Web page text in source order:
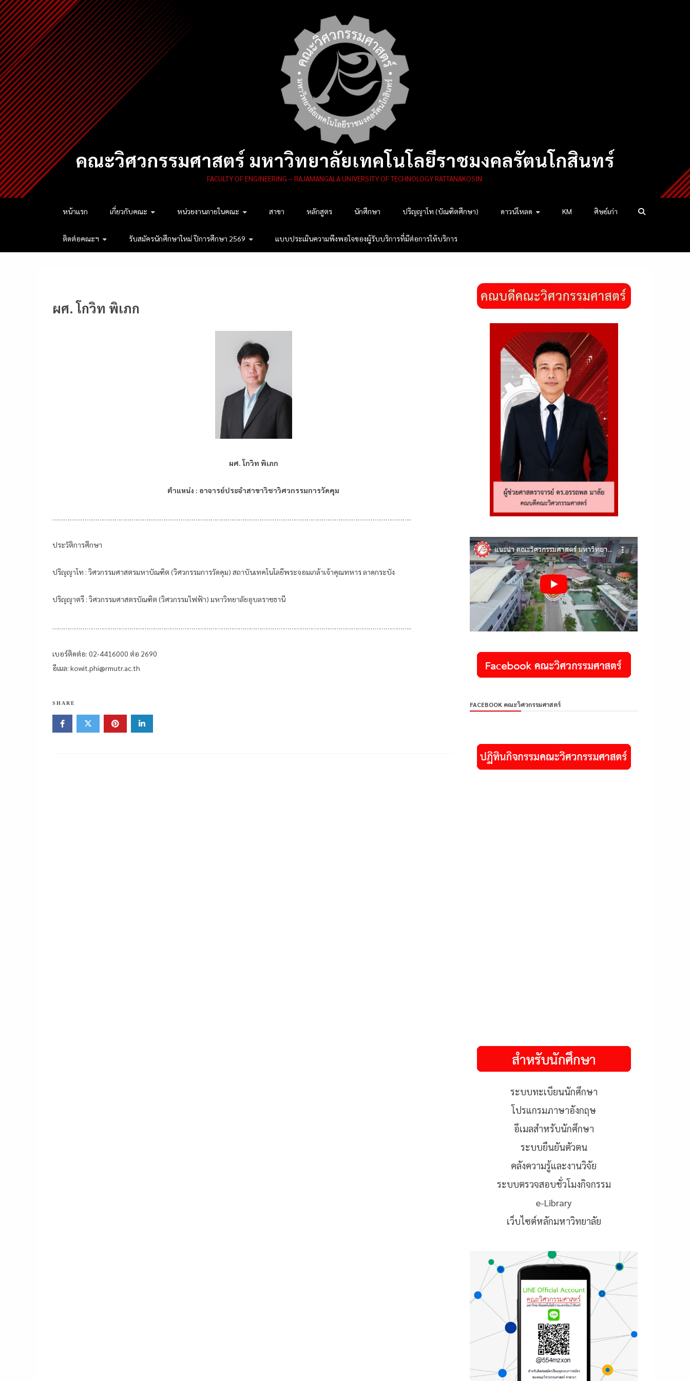
Skip
to
content
คณะวิศวกรรมศาสตร์ มหาวิทยาลัยเทคโนโลยีราชมงคลรัตนโกสินทร์
FACULTY OF ENGINEERING – RAJAMANGALA UNIVERSITY OF TECHNOLOGY RATTANAKOSIN.
หน้าแรก เกี่ยวกับคณะ หน่วยงานภายในคณะ สาขา หลักสูตร นักศึกษา ปริญญาโท (บัณฑิตศึกษา) ดาวน์โหลด KM ศิษย์เก่า
ติดต่อคณะฯ รับสมัครนักศึกษาใหม่ ปีการศึกษา 2569 แบบประเมินความพึงพอใจของผู้รับบริการที่มีต่อการให้บริการ
ผศ. โกวิท พิเภก
ผศ. โกวิท พิเภก
ตำแหน่ง : อาจารย์ประจำสาขาวิชาวิศวกรรมการวัดคุม
………………………………………………………………………………………………………………………………………………………………………..
ประวัติการศึกษา
ปริญญาโท : วิศวกรรมศาสตรมหาบัณฑิต (วิศวกรรมการวัดคุม) สถาบันเทคโนโลยีพระจอมเกล้าเจ้าคุณทหาร ลาดกระบัง
ปริญญาตรี : วิศวกรรมศาสตรบัณฑิต (วิศวกรรมไฟฟ้า) มหาวิทยาลัยอุบลราชธานี
………………………………………………………………………………………………………………………………………………………………………..
เบอร์ติดต่อ: 02-4416000 ต่อ 2690
อีเมล: kowit.phi@rmutr.ac.th
SHARE FACEBOOK คณะวิศวกรรมศาสตร์
ระบบทะเบียนนักศึกษา
โปรแกรมภาษาอังกฤษ
อีเมลสำหรับนักศึกษา
ระบบยืนยันตัวตน
คลังความรู้และงานวิจัย
ระบบตรวจสอบชั่วโมงกิจกรรม
e-Library
เว็บไซต์หลักมหาวิทยาลัย